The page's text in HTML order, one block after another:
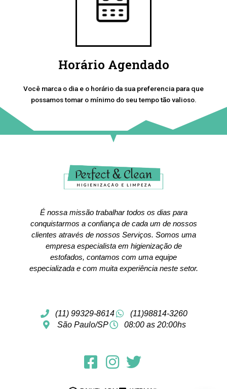
Horário Agendado
Você marca o dia e o horário da sua preferencia para que
possamos tomar o mínimo do seu tempo tão valioso.
É nossa missão trabalhar todos os dias para
conquistarmos a confiança de cada um de nossos
clientes através de nossos Serviços. Somos uma
empresa especialista em higienização de
estofados, contamos com uma equipe
especializada e com muita experiência neste setor.
(11) 99329-8614
(11)98814-3260
São Paulo/SP
08:00 as 20:00hs